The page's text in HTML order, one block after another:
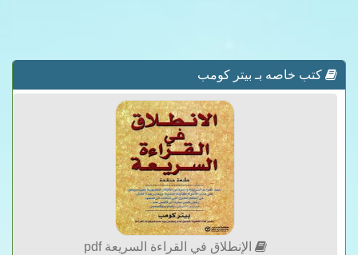
كتب خاصه بـ بيتر كومب
الإنطلاق في القراءة السريعة pdf